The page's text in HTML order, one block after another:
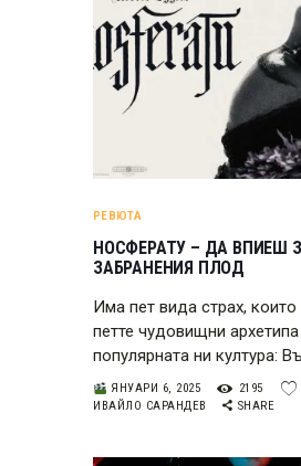
БАХТИ НАГРАДИТЕ
ИНТЕРВЮТА
ЗА НАС
РЕВЮТА
НОСФЕРАТУ – ДА ВПИЕШ
ЗАБРАНЕНИЯ ПЛОД
Има пет вида страх, които
петте чудовищни архетипа
популярната ни култура:
ЯНУАРИ 6, 2025 2195
ИВАЙЛО САРАНДЕВ
SHARE